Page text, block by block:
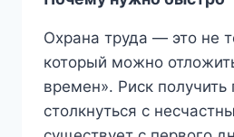
Охрана труда — это не
который можно
времен». Риск получить
столкнуться с